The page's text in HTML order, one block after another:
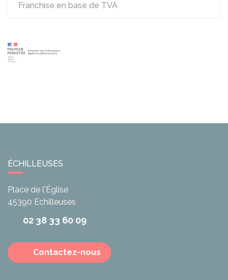
Franchise en base de TVA
ÉCHILLEUSES
Place de l'Église
45390 Echilleuses
02 38 33 60 09
Contactez-nous